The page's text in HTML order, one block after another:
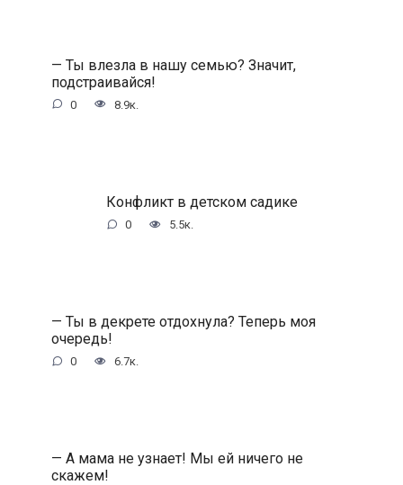
— Ты влезла в нашу семью? Значит,
подстраивайся!
0 8.9к.
Конфликт в детском садике
0 5.5к.
— Ты в декрете отдохнула? Теперь моя
очередь!
0 6.7к.
— А мама не узнает! Мы ей ничего не
скажем!